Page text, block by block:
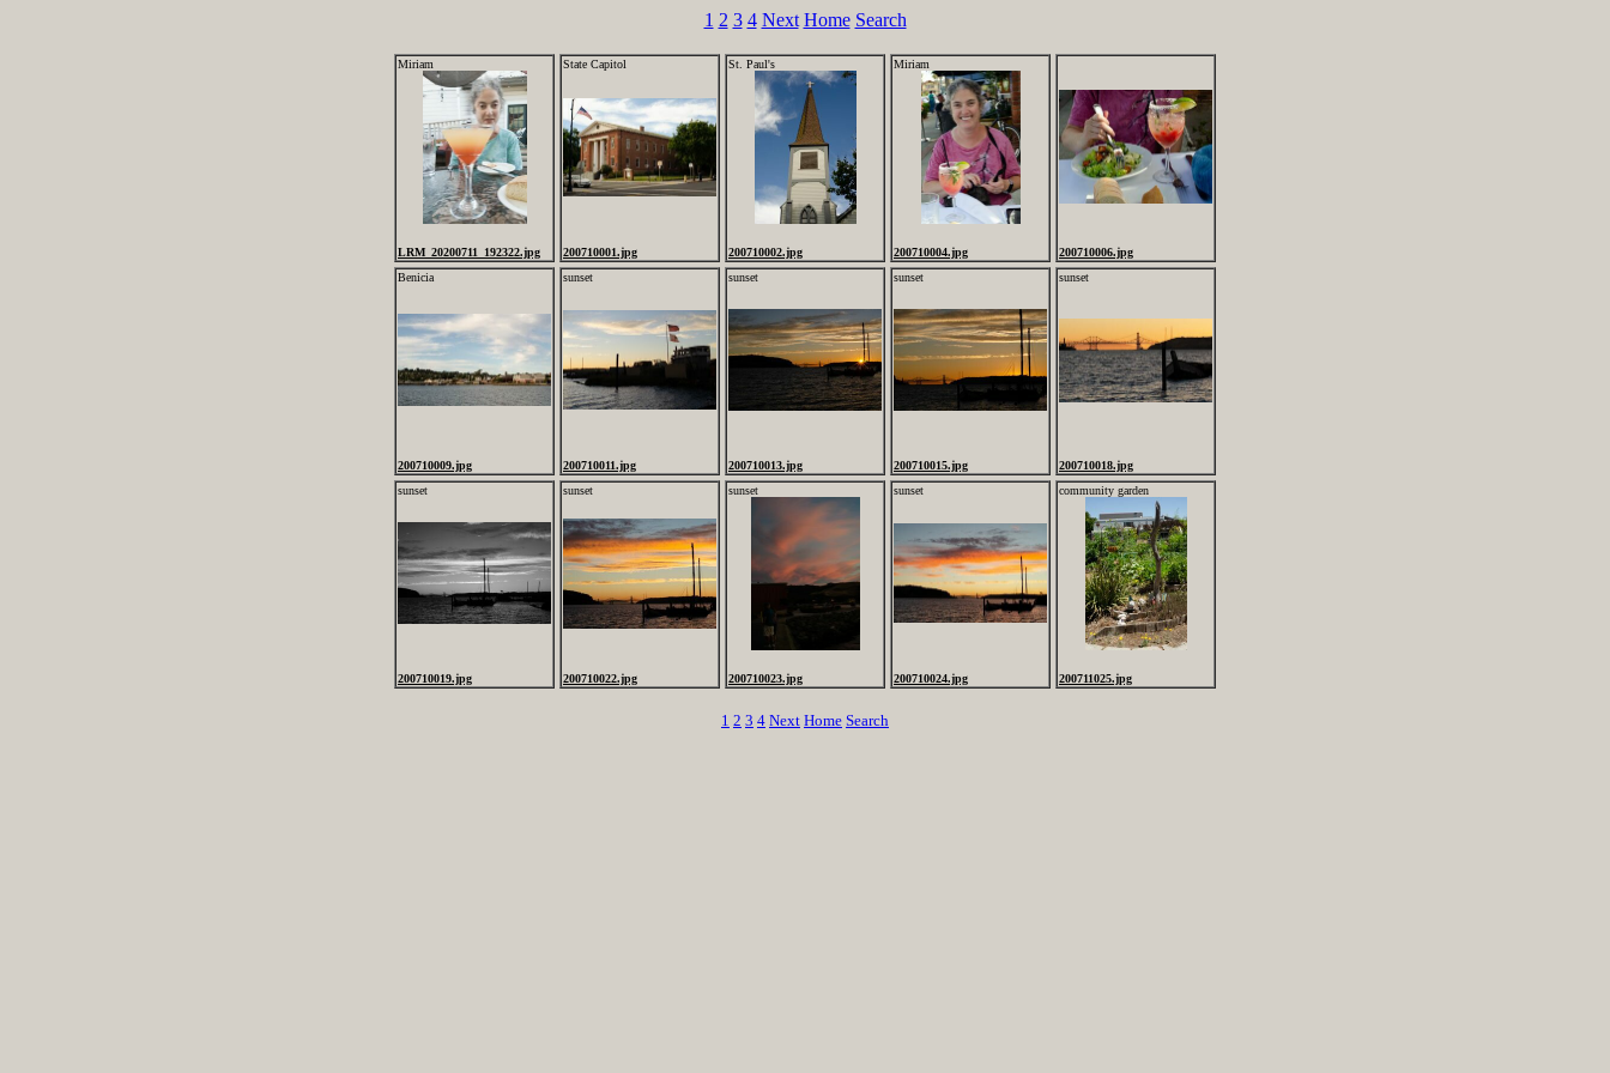
1 2 3 4 Next Home Search
Miriam
LRM_20200711_192322.jpg
State Capitol
200710001.jpg
St. Paul's
200710002.jpg
Miriam
200710004.jpg
200710006.jpg
Benicia
200710009.jpg
sunset
200710011.jpg
sunset
200710013.jpg
sunset
200710015.jpg
sunset
200710018.jpg
sunset
200710019.jpg
sunset
200710022.jpg
sunset
200710023.jpg
sunset
200710024.jpg
community garden
200711025.jpg
1 2 3 4 Next Home Search